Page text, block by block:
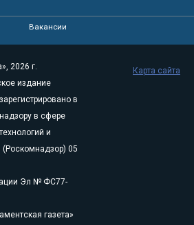
Вакансии
2026 г.
издание
в
в сфере
и
05
Эл № ФС77-
газета»
Карта сайта